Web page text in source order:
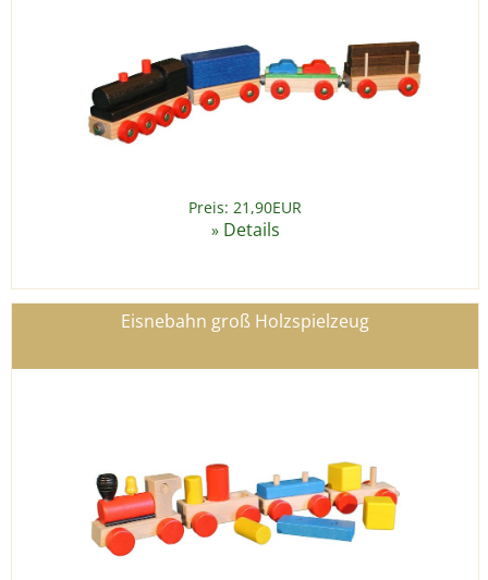
Preis: 21,90EUR
» Details
Eisnebahn groß Holzspielzeug